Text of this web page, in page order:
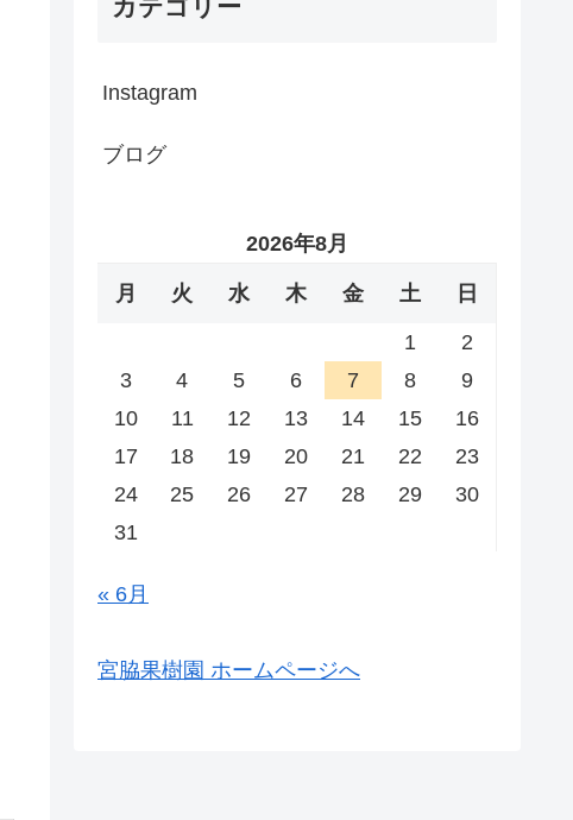
カテゴリー
Instagram
ブログ
2026年8月
月 火 水 木 金 土 日
1
2
3
4 5 6 7 8
9
10
11 12 13 14 15
16
17
18 19 20 21 22
23
24
25 26 27 28 29
30
31
« 6月
宮脇果樹園 ホームページへ